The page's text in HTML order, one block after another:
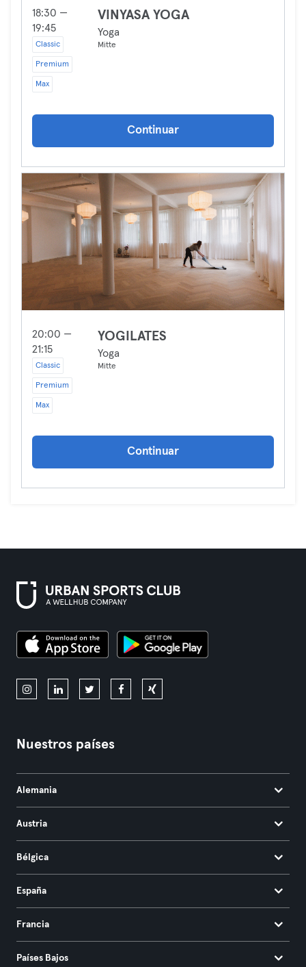
18:30 —
19:45
Classic
Premium
Max
VINYASA YOGA
Yoga
Mitte
Continuar
20:00 —
21:15
Classic
Premium
Max
YOGILATES
Yoga
Mitte
Continuar
Nuestros países
Alemania
Austria
Bélgica
España
Francia
Países Bajos